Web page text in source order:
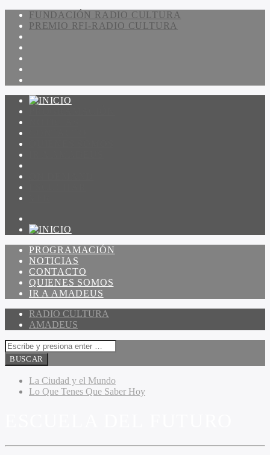
FUNDACIÓN RADIO CULTURA
PREMIO RFI-RADIO CULTURA
PROGRAMACIÓN
NOTICIAS
CONTACTO
QUIENES SOMOS
IR A AMADEUS
RADIO CULTURA
AMADEUS
La Ciudad y el Mundo
Lo Que Tenes Que Saber Hoy